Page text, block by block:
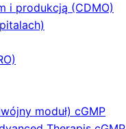
i produkcją (CDMO)
moduł) cGMP